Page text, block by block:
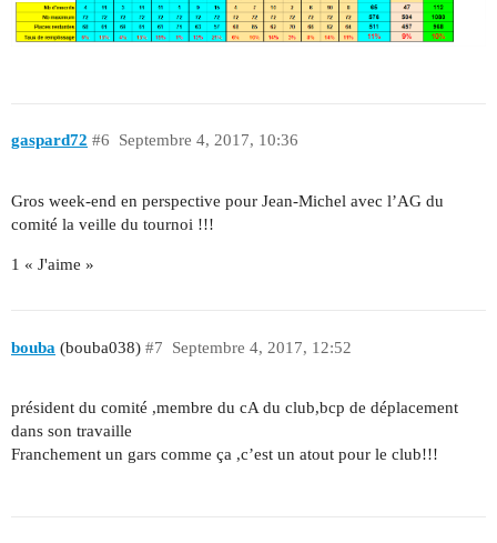
gaspard72 Septembre 4, 2017, 10:36
#6
Gros week-end en perspective pour Jean-Michel avec l’AG du
comité la veille du tournoi !!!
1 « J'aime »
bouba (bouba038) Septembre 4, 2017, 12:52
#7
président du comité ,membre du cA du club,bcp de déplacement
dans son travaille
Franchement un gars comme ça ,c’est un atout pour le club!!!